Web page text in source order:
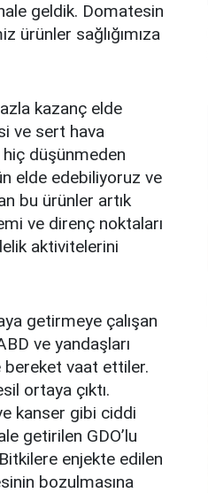
geldik. Domatesin
ürünler sağlığımıza
kazanç elde
ve sert hava
düşünmeden
elde edebiliyoruz ve
bu ürünler artık
ve direnç noktaları
aktivitelerini
getirmeye çalışan
ve yandaşları
bereket vaat ettiler.
ortaya çıktı.
kanser gibi ciddi
getirilen GDO’lu
enjekte edilen
bozulmasına